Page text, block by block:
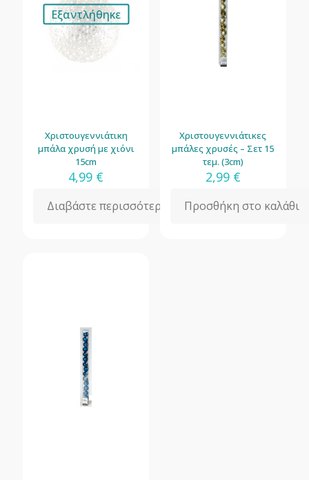
Εξαντλήθηκε
Χριστουγεννιάτικη
μπάλα χρυσή με χιόνι
15cm
4,99 €
Διαβάστε περισσότερα
Χριστουγεννιάτικες
μπάλες χρυσές – Σετ 15
τεμ. (3cm)
2,99 €
Προσθήκη στο καλάθι